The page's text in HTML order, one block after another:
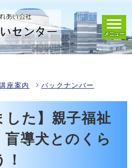
メニュー
座案内 バックナンバー
した】親子福祉
導犬とのくら